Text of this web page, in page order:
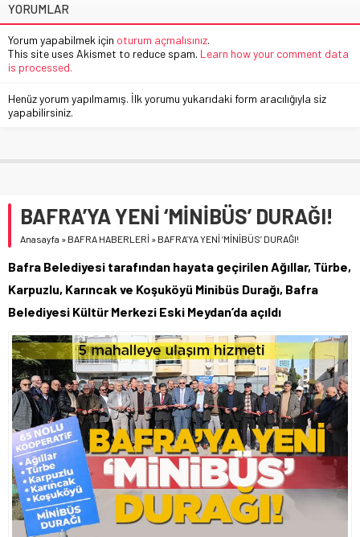
YORUMLAR
Yorum yapabilmek için oturum açmalısınız.
This site uses Akismet to reduce spam. Learn how your comment data
is processed.
Henüz yorum yapılmamış. İlk yorumu yukarıdaki form aracılığıyla siz
yapabilirsiniz.
BAFRA’YA YENİ ‘MİNİBÜS’ DURAĞI!
Anasayfa » BAFRA HABERLERİ » BAFRA’YA YENİ ‘MİNİBÜS’ DURAĞI!
Bafra Belediyesi tarafından hayata geçirilen Ağıllar, Türbe,
Karpuzlu, Karıncak ve Koşuköyü Minibüs Durağı, Bafra
Belediyesi Kültür Merkezi Eski Meydan’da açıldı